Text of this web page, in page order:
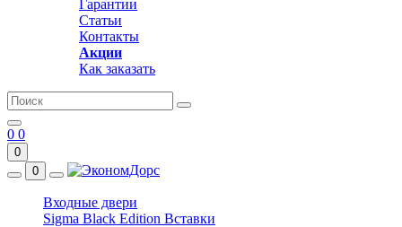
Гарантии
Статьи
Контакты
Акции
Как заказать
0 0
0
0
Входные двери
Sigma Black Edition Вставки